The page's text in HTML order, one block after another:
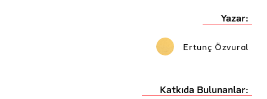
Yazar:
Ertunç Özvural
Katkıda Bulunanlar: